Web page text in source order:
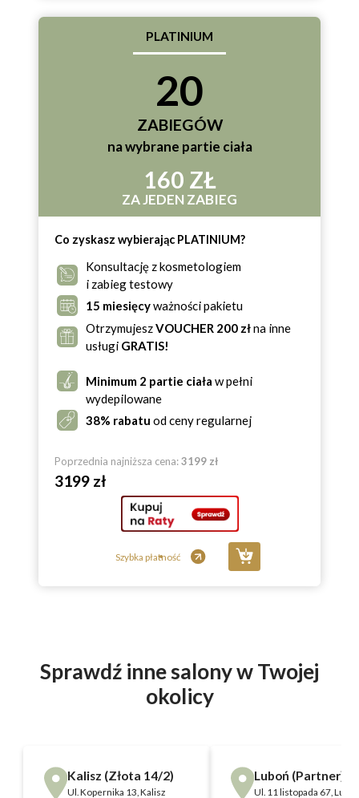
PLATINIUM
20
ZABIEGÓW
na wybrane partie ciała
160 ZŁ
ZA JEDEN ZABIEG
Co zyskasz wybierając PLATINIUM?
Konsultację z kosmetologiem
i zabieg testowy
15 miesięcyważności pakietu
OtrzymujeszVOUCHER 200 złna inne
usługi GRATIS!
Minimum 2 partie ciała w pełni
wydepilowane
38% rabatu od ceny regularnej
Poprzednia najniższa cena:3199 zł
3199 zł
Szybka płatność
Sprawdź inne salony w Twojej
okolicy
Kalisz (Złota 14/2)
Ul. Kopernika 13, Kalisz
Luboń (Partner)
Ul. 11 listopada 67,